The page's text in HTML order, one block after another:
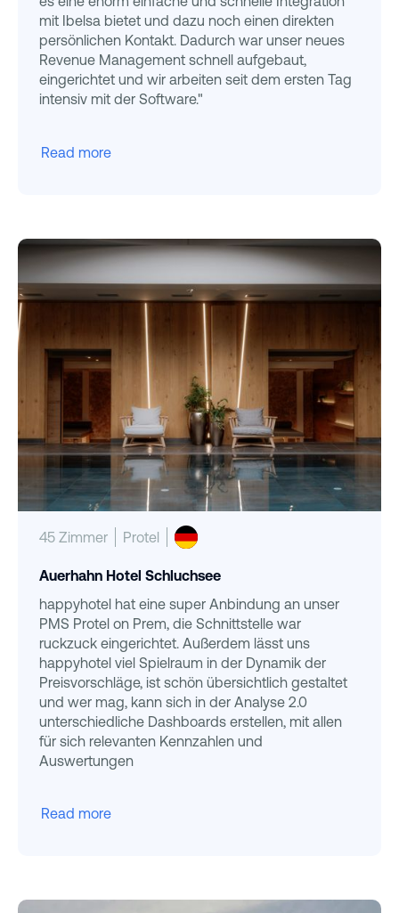
mit Ibelsa bietet und dazu noch einen direkten
persönlichen Kontakt. Dadurch war unser neues
Revenue Management schnell aufgebaut,
eingerichtet und wir arbeiten seit dem ersten Tag
intensiv mit der Software."
Read more
45 Zimmer Protel
Auerhahn Hotel Schluchsee
happyhotel hat eine super Anbindung an unser
PMS Protel on Prem, die Schnittstelle war
ruckzuck eingerichtet. Außerdem lässt uns
happyhotel viel Spielraum in der Dynamik der
Preisvorschläge, ist schön übersichtlich gestaltet
und wer mag, kann sich in der Analyse 2.0
unterschiedliche Dashboards erstellen, mit allen
für sich relevanten Kennzahlen und
Auswertungen
Read more